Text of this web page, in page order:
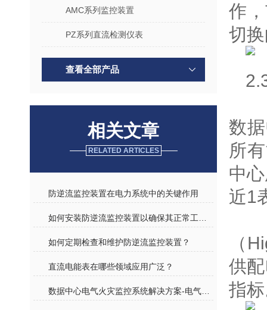
AMC系列监控装置
PZ系列直流检测仪表
查看全部产品
相关文章
RELATED ARTICLES
防逆流监控装置在电力系统中的关键作用
如何定期检查和维护防逆流监控装置？
直流电能表在哪些领域应用广泛？
作
切
数
所
中
近1
（
供
指